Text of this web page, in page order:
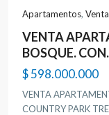
Apartamentos,
VENTA
BOSQUE.
$ 598.000.000
VENTA
COUNTRY PARK